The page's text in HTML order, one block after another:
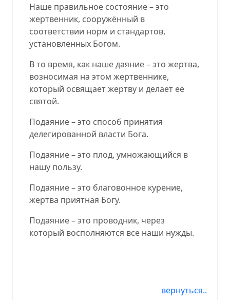
Наше правильное состояние – это
жертвенник, сооружённый в
соответствии норм и стандартов,
установленных Богом.
В то время, как наше даяние – это жертва,
возносимая на этом жертвеннике,
который освящает жертву и делает её
святой.
Подаяние – это способ принятия
делегированной власти Бога.
Подаяние – это плод, умножающийся в
нашу пользу.
Подаяние – это благовонное курение,
жертва приятная Богу.
Подаяние – это проводник, через
который восполняются все наши нужды.
вернуться..